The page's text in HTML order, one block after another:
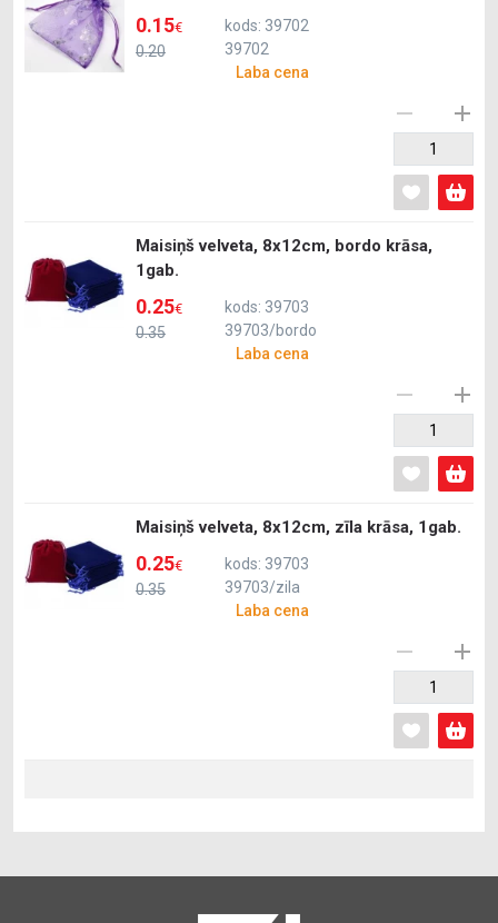
0.20
0.15€
kods: 39702
39702
Laba cena
Maisiņš velveta, 8x12cm, bordo krāsa,
1gab.
0.35
0.25€
kods: 39703
39703/bordo
Laba cena
Maisiņš velveta, 8x12cm, zīla krāsa, 1gab.
0.35
0.25€
kods: 39703
39703/zila
Laba cena